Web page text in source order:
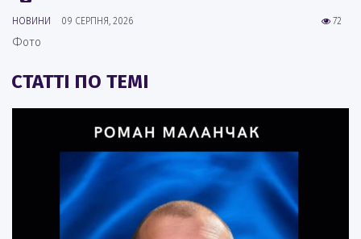
72
НОВИНИ 09 СЕРПНЯ, 2026
Фото
СТАТТІ ПО ТЕМІ